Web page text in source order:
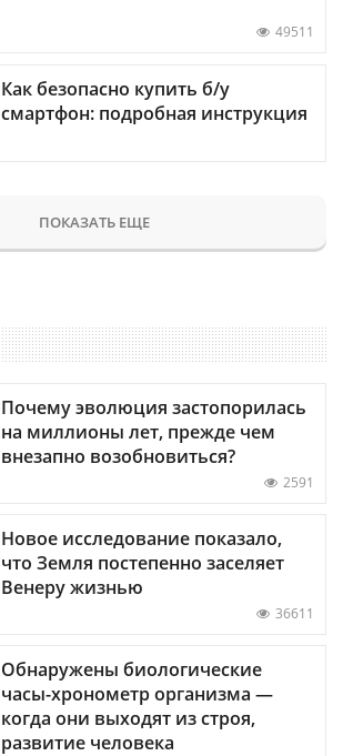
49511
Как безопасно купить б/у
смартфон: подробная инструкция
ПОКАЗАТЬ ЕЩЕ
Почему эволюция застопорилась
на миллионы лет, прежде чем
внезапно возобновиться?
2591
Новое исследование показало,
что Земля постепенно заселяет
Венеру жизнью
36611
Обнаружены биологические
часы-хронометр организма —
когда они выходят из строя,
развитие человека